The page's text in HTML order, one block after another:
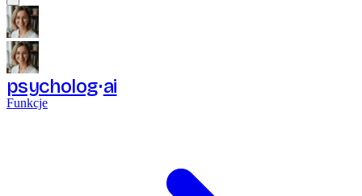
psycholog ai
Funkcje